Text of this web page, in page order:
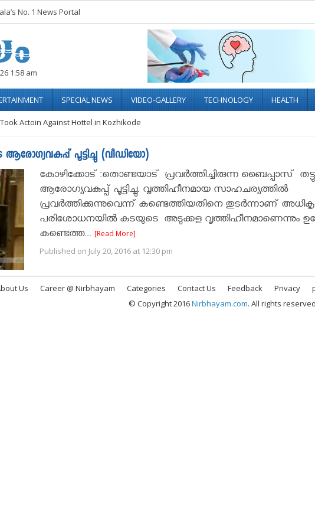
No. 1 News Portal
1:58 am
SPECIAL NEWS VIDEO-GALLERY TECHNOLOGY HEALTH
Actoin Against Hottel in Kozhikode
പൂട്ടിച്ചു (വീഡിയോ)
കോഴിക്കോട് :തൊണ്ടയാട് പ്രവർത്തിച്ചിരുന്ന ബൈപ്പാസ്
ആരോഗ്യവകുപ്പ് പൂട്ടിച്ചു. വൃത്തിഹീനമായ സാഹചര്യത്തില്‍
പ്രവര്‍ത്തിക്കുന്നുവെന്ന് കണ്ടെത്തിയതിനെ തുടർന്നാണ്
പരിശോധനയിൽ കടയുടെ അടുക്കള വൃത്തിഹീനമാണെന്നും
കണ്ടെത്ത... [Read More]
Published on July 20, 2016 at 12:30 pm
Us Career @ Nirbhayam Categories Contact Us Feedback Privacy
© Copyright 2016Nirbhayam.com. All rights